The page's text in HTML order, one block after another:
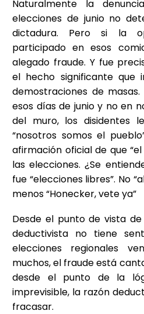
Naturalmente la
elecciones de junio no
dictadura. Pero si la
participado en esos
alegado fraude. Y fue
el hecho significante que
demostraciones de
esos días de junio y no en
del muro, los disidentes
“nosotros somos el
afirmación oficial de que
las elecciones. ¿Se
fue “elecciones libres”. No
menos “Honecker, vete ya”
Desde el punto de vista
deductivista no tiene
elecciones regionales
muchos, el fraude está
desde el punto de la
imprevisible, la razón
fracasar.